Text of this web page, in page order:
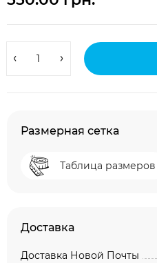
Размерная сетка
Таблица размеров
Доставка
Доставка Новой Почты